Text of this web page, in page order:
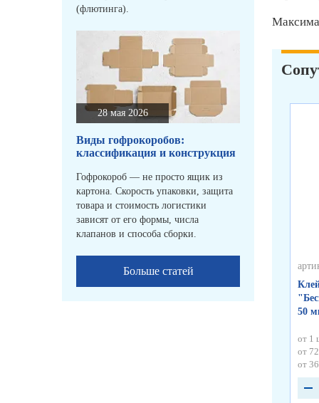
(флютинга).
28 мая 2026
Виды гофрокоробов:
классификация и конструкция
Гофрокороб — не просто ящик из
картона. Скорость упаковки, защита
товара и стоимость логистики
зависят от его формы, числа
клапанов и способа сборки.
Больше статей
50
от 1
от
от